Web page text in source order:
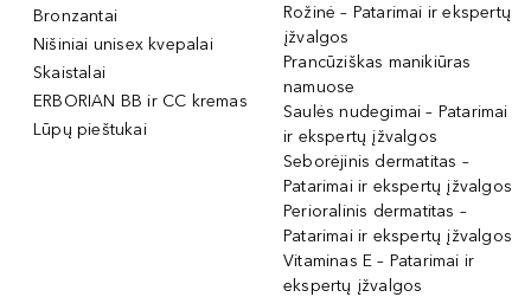
Bronzantai
Nišiniai unisex kvepalai
Skaistalai
ERBORIAN BB ir CC kremas
Lūpų pieštukai
Rožinė – Patarimai ir ekspertų
įžvalgos
Prancūziškas manikiūras
namuose
Saulės nudegimai – Patarimai
ir ekspertų įžvalgos
Seborėjinis dermatitas –
Patarimai ir ekspertų įžvalgos
Perioralinis dermatitas –
Patarimai ir ekspertų įžvalgos
Vitaminas E – Patarimai ir
ekspertų įžvalgos